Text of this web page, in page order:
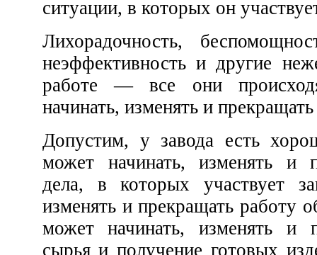
Лихорадочность, беспомощность, некомпетентность,
неэффективность и другие
работе — все они
начинать, изменять и
Допустим, у завода есть хороший руководитель. Он
может начинать, изменять и прекращать различные
дела, в которых участвует завод; может начинать,
изменять и прекращать работу оборудования на заводе;
может начинать, изменять и прекращать обработку
сырья и получение готовых изделий на заводе; может